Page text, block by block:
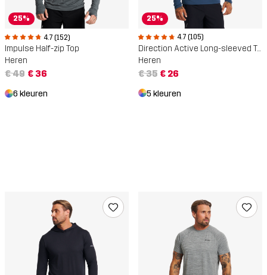
25%
4.7 (152)
Impulse Half-zip Top
Heren
€ 49 € 36
6 kleuren
25%
4.7 (105)
Direction Active Long-sleeved T-shirt
Heren
€ 35 € 26
5 kleuren